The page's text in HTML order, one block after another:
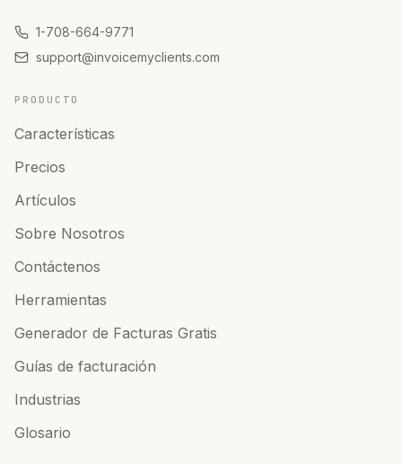
1-708-664-9771
support@invoicemyclients.com
PRODUCTO
Características
Precios
Artículos
Sobre Nosotros
Contáctenos
Herramientas
Generador de Facturas Gratis
Guías de facturación
Industrias
Glosario